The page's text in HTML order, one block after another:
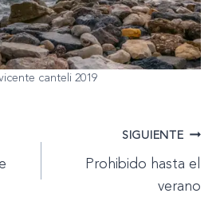
canteli 2019
SIGUIENTE
Prohibido hasta el
verano